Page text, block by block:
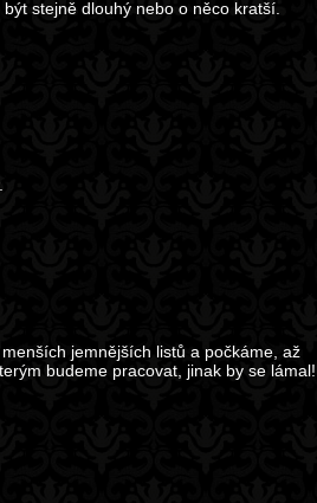
stejně dlouhý nebo o něco kratší.
jemnějších listů a počkáme, až
budeme pracovat, jinak by se lámal!